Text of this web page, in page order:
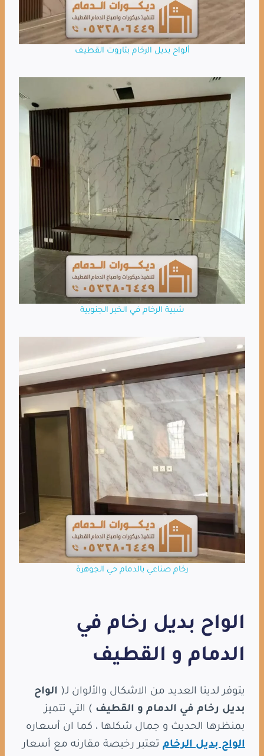
ألواح بديل الرخام بتاروت القطيف
شبية الرخام في الخبر الجنوبية
رخام صناعي بالدمام حي الجوهرة
الواح بديل رخام في
الدمام و القطيف
يتوفر لدينا العديد من الاشكال والألوان لـ( الواح
بديل رخام في الدمام و القطيف ) التي تتميز
بمنظرها الحديث و جمال شكلها ، كما ان أسعاره
الواح بديل الرخام تعتبر رخيصة مقارنه مع أسعار